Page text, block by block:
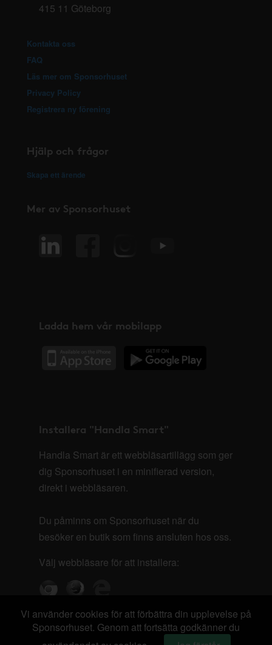
415 11 Göteborg
Kontakta oss
FAQ
Läs mer om Sponsorhuset
Privacy Policy
Registrera ny förening
Hjälp och frågor
Skapa ett ärende
Mer av Sponsorhuset
Ladda hem vår mobilapp
Installera "Handla Smart"
Handla Smart är ett webbläsartillägg som ger
dig Sponsorhuset i en minifierad version,
direkt i webbläsaren.
Du påminns om Sponsorhuset när du
besöker en butik som finns ansluten hos oss.
Välj webbläsare för att installera:
Vi använder cookies för att förbättra din upplevelse på
Sponsorhuset. Genom att fortsätta godkänner du